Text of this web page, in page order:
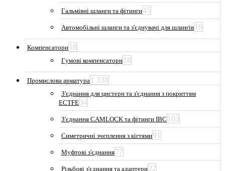
Гальмівні шланги та фітинги45
Автомобільні шланги та з'єднувачі для шлангів 16
Компенсатори 18
Гумові компенсатори 18
Промислова арматура 1 338
З'єднання для цистерн та з'єднання з покриттям
ECTFE34
З'єднання CAMLOCK та фітинги IBC 103
Симетричні зчеплення з кігтями91
Муфтові з'єднання77
Різьбові з'єднання та адаптери22